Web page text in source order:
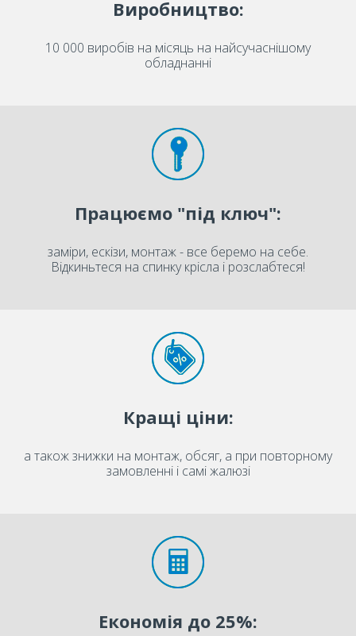
Виробництво:
10 000 виробів на місяць на найсучаснішому
обладнанні
Працюємо "під ключ":
заміри, ескізи, монтаж - все беремо на себе.
Відкиньтеся на спинку крісла і розслабтеся!
Кращі ціни:
а також знижки на монтаж, обсяг, а при повторному
замовленні і самі жалюзі
Економія до 25%: